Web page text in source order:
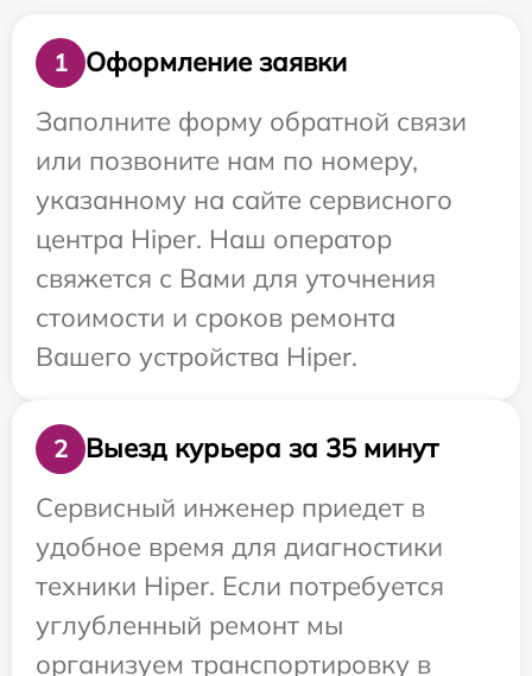
1
Оформление заявки
Заполните форму обратной связи
или позвоните нам по номеру,
указанному на сайте сервисного
центра Hiper. Наш оператор
свяжется с Вами для уточнения
стоимости и сроков ремонта
Вашего устройства Hiper.
2
Выезд курьера за 35 минут
Сервисный инженер приедет в
удобное время для диагностики
техники Hiper. Если потребуется
углубленный ремонт мы
организуем транспортировку в